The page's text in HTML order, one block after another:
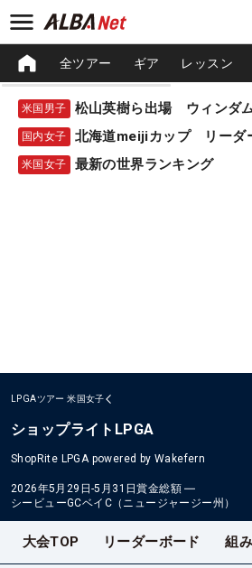
全ツアー ギア レッスン
米国男子
国内女子 北海道meijiカップ リーダ
米国女子 最新の世界ランキング
LPGAツアー 米国女子
ショップライトLPGA
ShopRite LPGA powered by Wakefern
2026年5月29日-5月31日賞金総額 ―
シービューGCベイC（ニュージャージー州）
大会TOP リーダーボード 組